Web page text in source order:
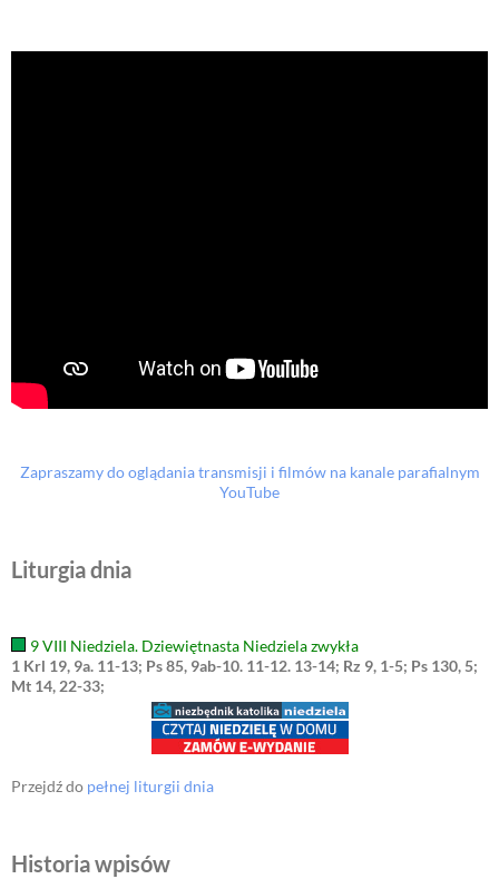
Zapraszamy do oglądania transmisji i filmów na kanale parafialnym
YouTube
Liturgia dnia
9 VIII Niedziela. Dziewiętnasta Niedziela zwykła
1 Krl 19, 9a. 11-13; Ps 85, 9ab-10. 11-12. 13-14; Rz 9, 1-5; Ps 130, 5;
Mt 14, 22-33;
Przejdź do pełnej liturgii dnia
Historia wpisów